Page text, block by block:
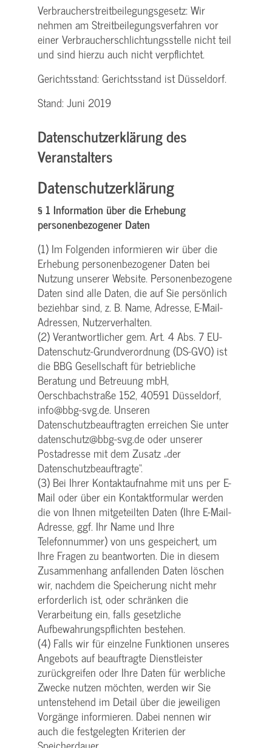
Verbraucher­streitbeilegungs­gesetz: Wir
nehmen am Streit­beilegungs­verfahren vor
einer Verbraucher­schlichtungs­stelle nicht teil
und sind hierzu auch nicht verpflichtet.
Gerichtsstand: Gerichtsstand ist Düsseldorf.
Stand: Juni 2019
Datenschutzerklärung des
Veranstalters
Datenschutzerklärung
§ 1 Information über die Erhebung
personenbezogener Daten
(1) Im Folgenden informieren wir über die
Erhebung personenbezogener Daten bei
Nutzung unserer Website. Personenbezogene
Daten sind alle Daten, die auf Sie persönlich
beziehbar sind, z. B. Name, Adresse, E-Mail-
Adressen, Nutzerverhalten.
(2) Verantwortlicher gem. Art. 4 Abs. 7 EU-
Datenschutz-Grundverordnung (DS-GVO) ist
die BBG Gesellschaft für betriebliche
Beratung und Betreuung mbH,
Oerschbachstraße 152, 40591 Düsseldorf,
info@bbg-svg.de. Unseren
Datenschutzbeauftragten erreichen Sie unter
datenschutz@bbg-svg.de oder unserer
Postadresse mit dem Zusatz „der
Datenschutzbeauftragte“.
(3) Bei Ihrer Kontaktaufnahme mit uns per E-
Mail oder über ein Kontaktformular werden
die von Ihnen mitgeteilten Daten (Ihre E-Mail-
Adresse, ggf. Ihr Name und Ihre
Telefonnummer) von uns gespeichert, um
Ihre Fragen zu beantworten. Die in diesem
Zusammenhang anfallenden Daten löschen
wir, nachdem die Speicherung nicht mehr
erforderlich ist, oder schränken die
Verarbeitung ein, falls gesetzliche
Aufbewahrungspflichten bestehen.
(4) Falls wir für einzelne Funktionen unseres
Angebots auf beauftragte Dienstleister
zurückgreifen oder Ihre Daten für werbliche
Zwecke nutzen möchten, werden wir Sie
untenstehend im Detail über die jeweiligen
Vorgänge informieren. Dabei nennen wir
auch die festgelegten Kriterien der